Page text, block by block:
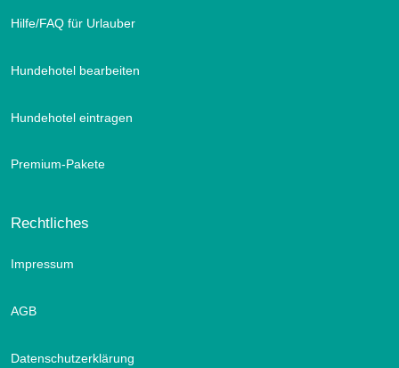
Hilfe/FAQ für Urlauber
Hundehotel bearbeiten
Hundehotel eintragen
Premium-Pakete
Rechtliches
Impressum
AGB
Datenschutzerklärung